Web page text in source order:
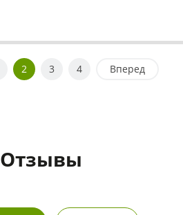
2 3 4 Вперед
Отзывы